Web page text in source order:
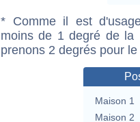
* Comme il est
moins de 1 degré de la
prenons 2 degrés pour
Maison 1
Maison 2